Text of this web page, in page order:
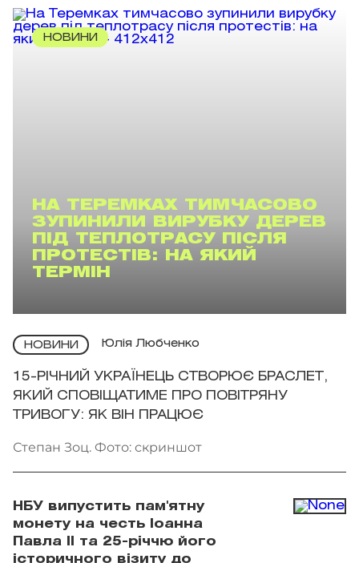
НОВИНИ
НА ТЕРЕМКАХ ТИМЧАСОВО
ЗУПИНИЛИ ВИРУБКУ ДЕРЕВ
ПІД ТЕПЛОТРАСУ ПІСЛЯ
ПРОТЕСТІВ: НА ЯКИЙ
ТЕРМІН
НОВИНИ Юлія Любченко
15-РІЧНИЙ УКРАЇНЕЦЬ СТВОРЮЄ БРАСЛЕТ,
ЯКИЙ СПОВІЩАТИМЕ ПРО ПОВІТРЯНУ
ТРИВОГУ: ЯК ВІН ПРАЦЮЄ
Степан Зоц. Фото: скриншот
НБУ випустить пам'ятну
монету на честь Іоанна
Павла II та 25-річчю його
історичного візиту до